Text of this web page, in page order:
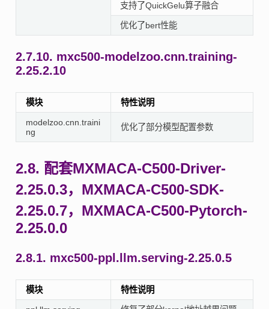
支持了QuickGelu算子融合
优化了bert性能
2.7.10. mxc500-modelzoo.cnn.training-
2.25.2.10
模块 特性说明
modelzoo.cnn.traini
ng
优化了部分模型配置参数
2.8. 配套MXMACA-C500-Driver-
2.25.0.3，MXMACA-C500-SDK-
2.25.0.7，MXMACA-C500-Pytorch-
2.25.0.0
2.8.1. mxc500-ppl.llm.serving-2.25.0.5
模块 特性说明